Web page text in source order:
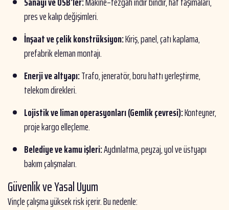
pres ve kalıp değişimleri.
İnşaat ve çelik konstrüksiyon:Kiriş, panel, çatı kaplama,
prefabrik eleman montajı.
Enerji ve altyapı:Trafo, jeneratör, boru hattı yerleştirme,
telekom direkleri.
Lojistik ve liman operasyonları (Gemlik çevresi):Konteyner,
proje kargo elleçleme.
Belediye ve kamu işleri:Aydınlatma, peyzaj, yol ve üstyapı
bakım çalışmaları.
Güvenlik ve Yasal Uyum
Vinçle çalışma yüksek risk içerir. Bu nedenle: